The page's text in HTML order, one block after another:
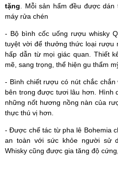
tặng . Mỗi sản hẩm đều được
máy rửa chén​
- Bộ bình cốc uống rượu whisky
tuyệt vời để thưởng thức loại rượu
hấp dẫn từ mọi giác quan. Thiết
mẽ, sang trọng, thể hiện gu thẩm
- Bình chiết rượu có nút chắc
bên trong được tươi lâu hơn. Hình
những nốt hương nồng nàn của
thực thú vị hơn.
- Được chế tác từ pha lê Bohemia
an toàn với sức khỏe người sử
Whisky cũng được gia tăng độ